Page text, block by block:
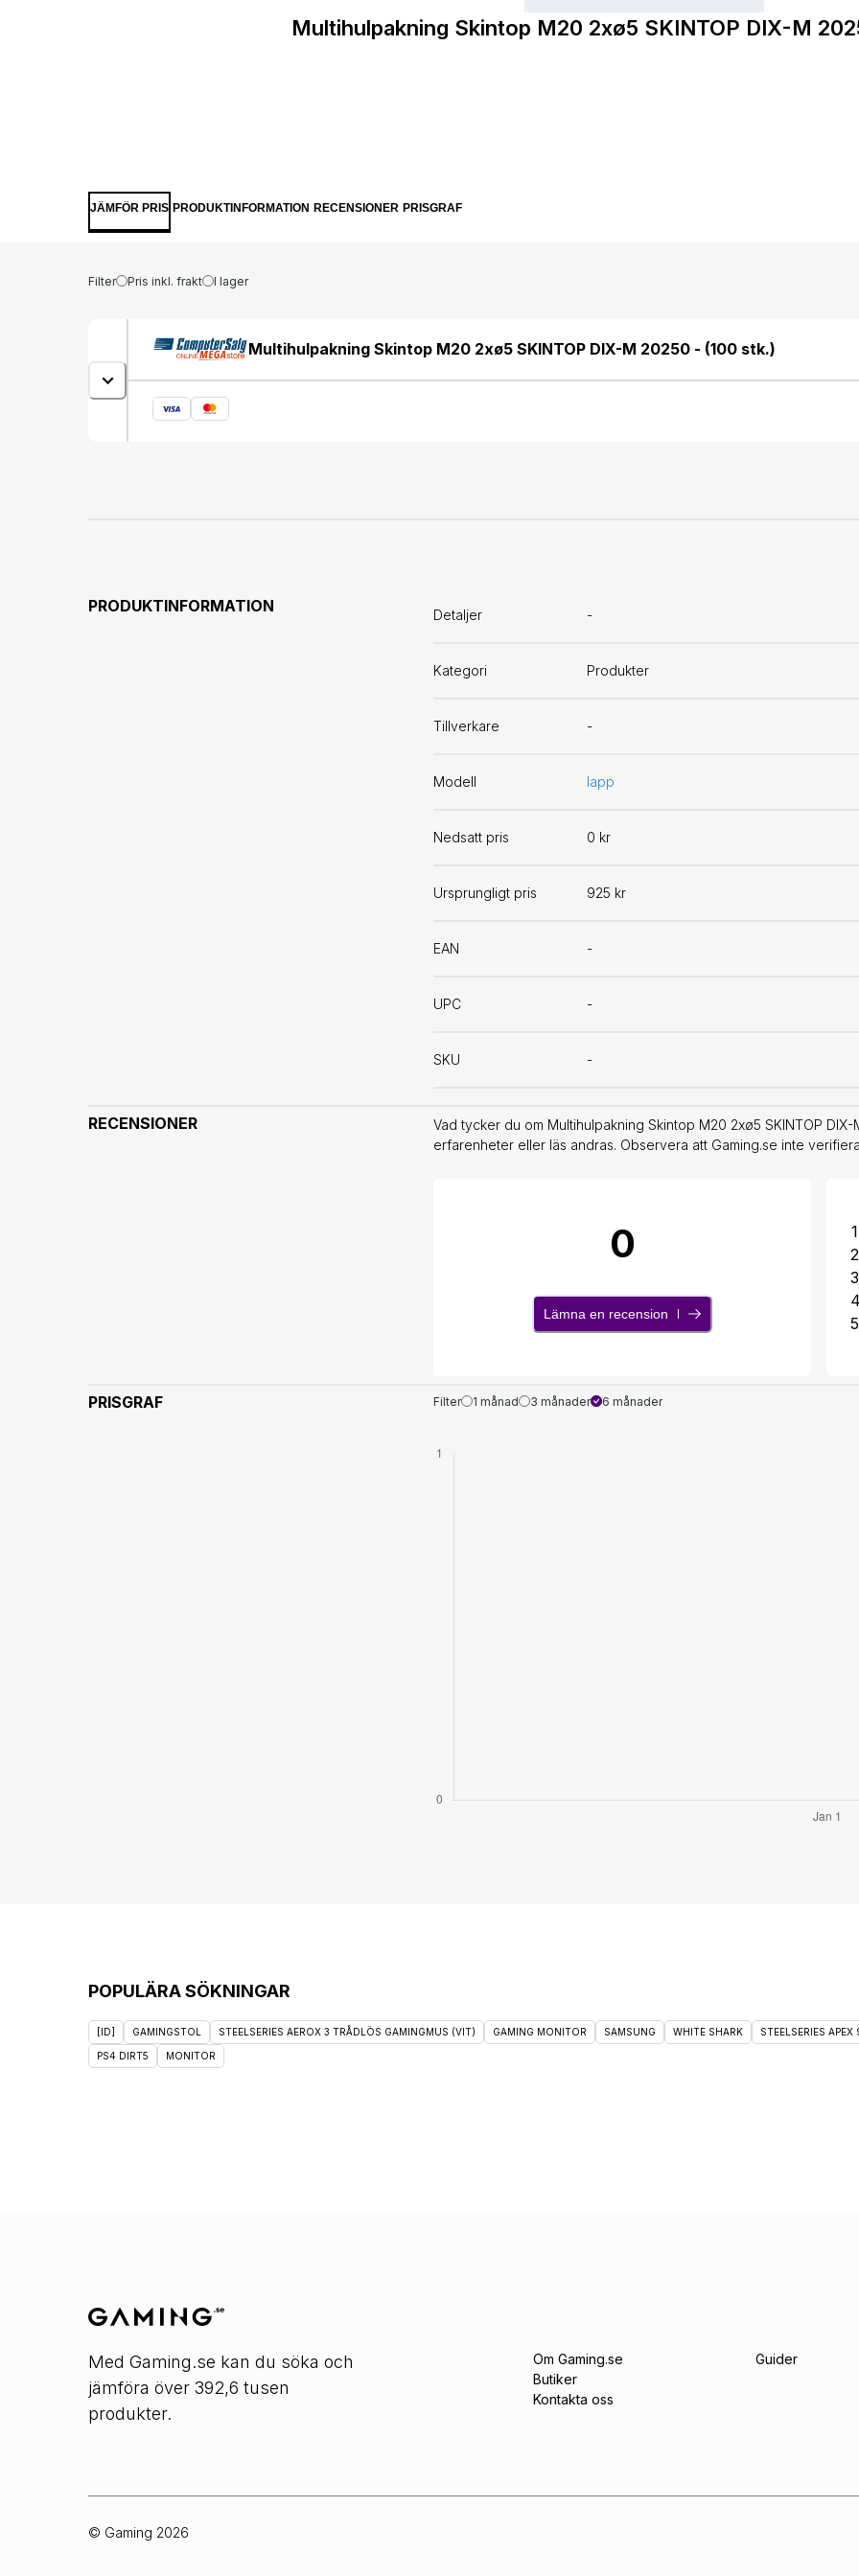
Multihulpakning Skintop M20 2xø5 SKINTOP DIX-M
JÄMFÖR PRIS PRODUKTINFORMATION RECENSIONER PRISGRAF
Filter Pris inkl. frakt I lager
Multihulpakning Skintop M20 2xø5 SKINTOP DIX-M 20250 - (100 stk.)
PRODUKTINFORMATION
Detaljer -
Kategori Produkter
Tillverkare -
Modell lapp
Nedsatt pris 0 kr
Ursprungligt pris 925 kr
EAN -
UPC -
SKU -
RECENSIONER
Vad tycker du om Multihulpakning Skintop M20 2xø5 SKINTOP
erfarenheter eller läs andras. Observera att Gaming.se inte
0
Lämna en recension
1
2
3
4
5
PRISGRAF Filter 1 månad 3 månader 6 månader
POPULÄRA SÖKNINGAR
[ID] GAMINGSTOL STEELSERIES AEROX 3 TRÅDLÖS GAMINGMUS (VIT) GAMING MONITOR SAMSUNG WHITE SHARK STEELSERIES
PS4 DIRT5 MONITOR
Med Gaming.se kan du söka och
jämföra över 392,6 tusen
produkter.
Om Gaming.se
Butiker
Kontakta oss
Guider
© Gaming 2026